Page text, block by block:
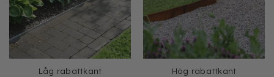
Låg rabattkant Hög rabattkant